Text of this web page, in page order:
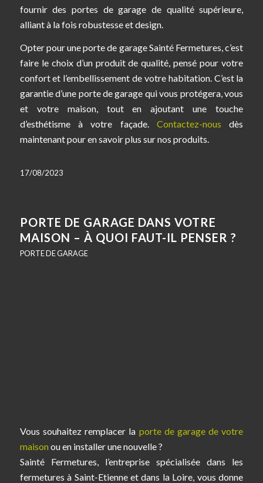
fournir des portes de garage de qualité supérieure,
alliant à la fois robustesse et design.
Opter pour une porte de garage Sainté Fermetures, c’est
faire le choix d’un produit de qualité, pensé pour votre
confort et l’embellissement de votre habitation. C’est la
garantie d’une porte de garage qui vous protégera, vous
et votre maison, tout en ajoutant une touche
d’esthétisme à votre façade.Contactez-nous dès
maintenant pour en savoir plus sur nos produits.
17/08/2023
PORTE DE GARAGE DANS VOTRE
MAISON – À QUOI FAUT-IL PENSER ?
PORTE DE GARAGE
Vous souhaitez remplacer la porte de garage de votre
maison ou en installer une nouvelle ?
Sainté Fermetures, l’entreprise spécialisée dans les
fermetures à Saint-Etienne et dans la Loire, vous donne